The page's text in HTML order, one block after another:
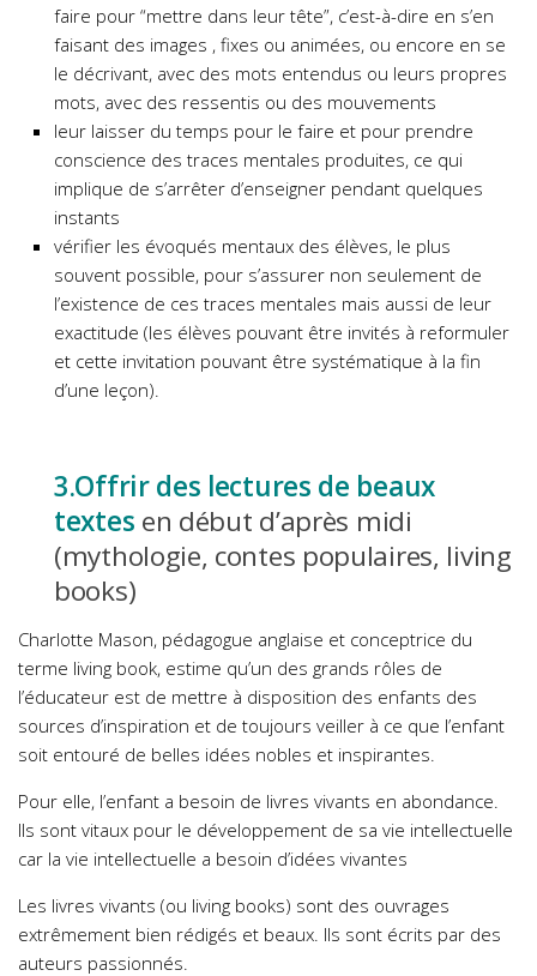
faire pour “mettre dans leur tête”, c’est-à-dire en s’en
faisant des images , fixes ou animées, ou encore en se
le décrivant, avec des mots entendus ou leurs propres
mots, avec des ressentis ou des mouvements
leur laisser du temps pour le faire et pour prendre
conscience des traces mentales produites, ce qui
implique de s’arrêter d’enseigner pendant quelques
instants
vérifier les évoqués mentaux des élèves, le plus
souvent possible, pour s’assurer non seulement de
l’existence de ces traces mentales mais aussi de leur
exactitude (les élèves pouvant être invités à reformuler
et cette invitation pouvant être systématique à la fin
d’une leçon).
3.Offrir des lectures de beaux
textes en début d’après midi
(mythologie, contes populaires, living
books)
Charlotte Mason, pédagogue anglaise et conceptrice du
terme living book, estime qu’un des grands rôles de
l’éducateur est de mettre à disposition des enfants des
sources d’inspiration et de toujours veiller à ce que l’enfant
soit entouré de belles idées nobles et inspirantes.
Pour elle, l’enfant a besoin de livres vivants en abondance.
Ils sont vitaux pour le développement de sa vie intellectuelle
car la vie intellectuelle a besoin d’idées vivantes
Les livres vivants (ou living books) sont des ouvrages
extrêmement bien rédigés et beaux. Ils sont écrits par des
auteurs passionnés.